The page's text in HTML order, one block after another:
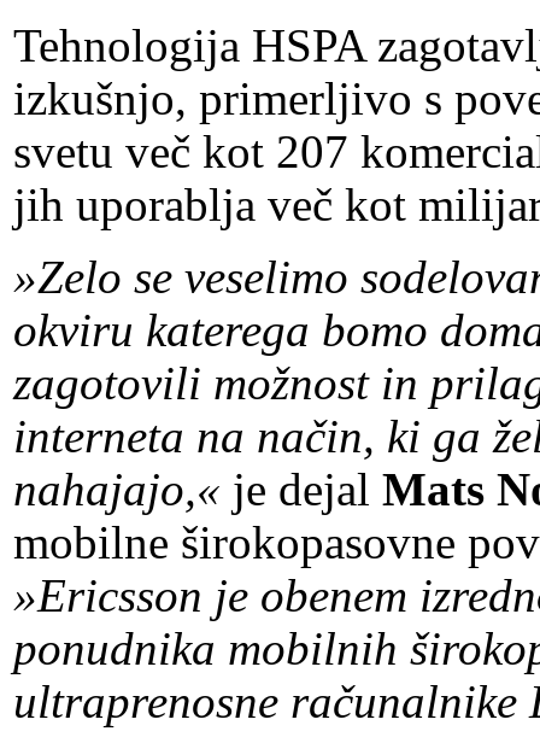
Tehnologija HSPA
izkušnjo, primerljivo s
svetu več kot 207
jih uporablja več kot
»Zelo se veselimo
okviru katerega bomo
zagotovili možnost in
interneta na način, ki ga
nahajajo,« je dejal Mats
mobilne širokopasovne
»Ericsson je obenem
ponudnika mobilnih
ultraprenosne računalnike